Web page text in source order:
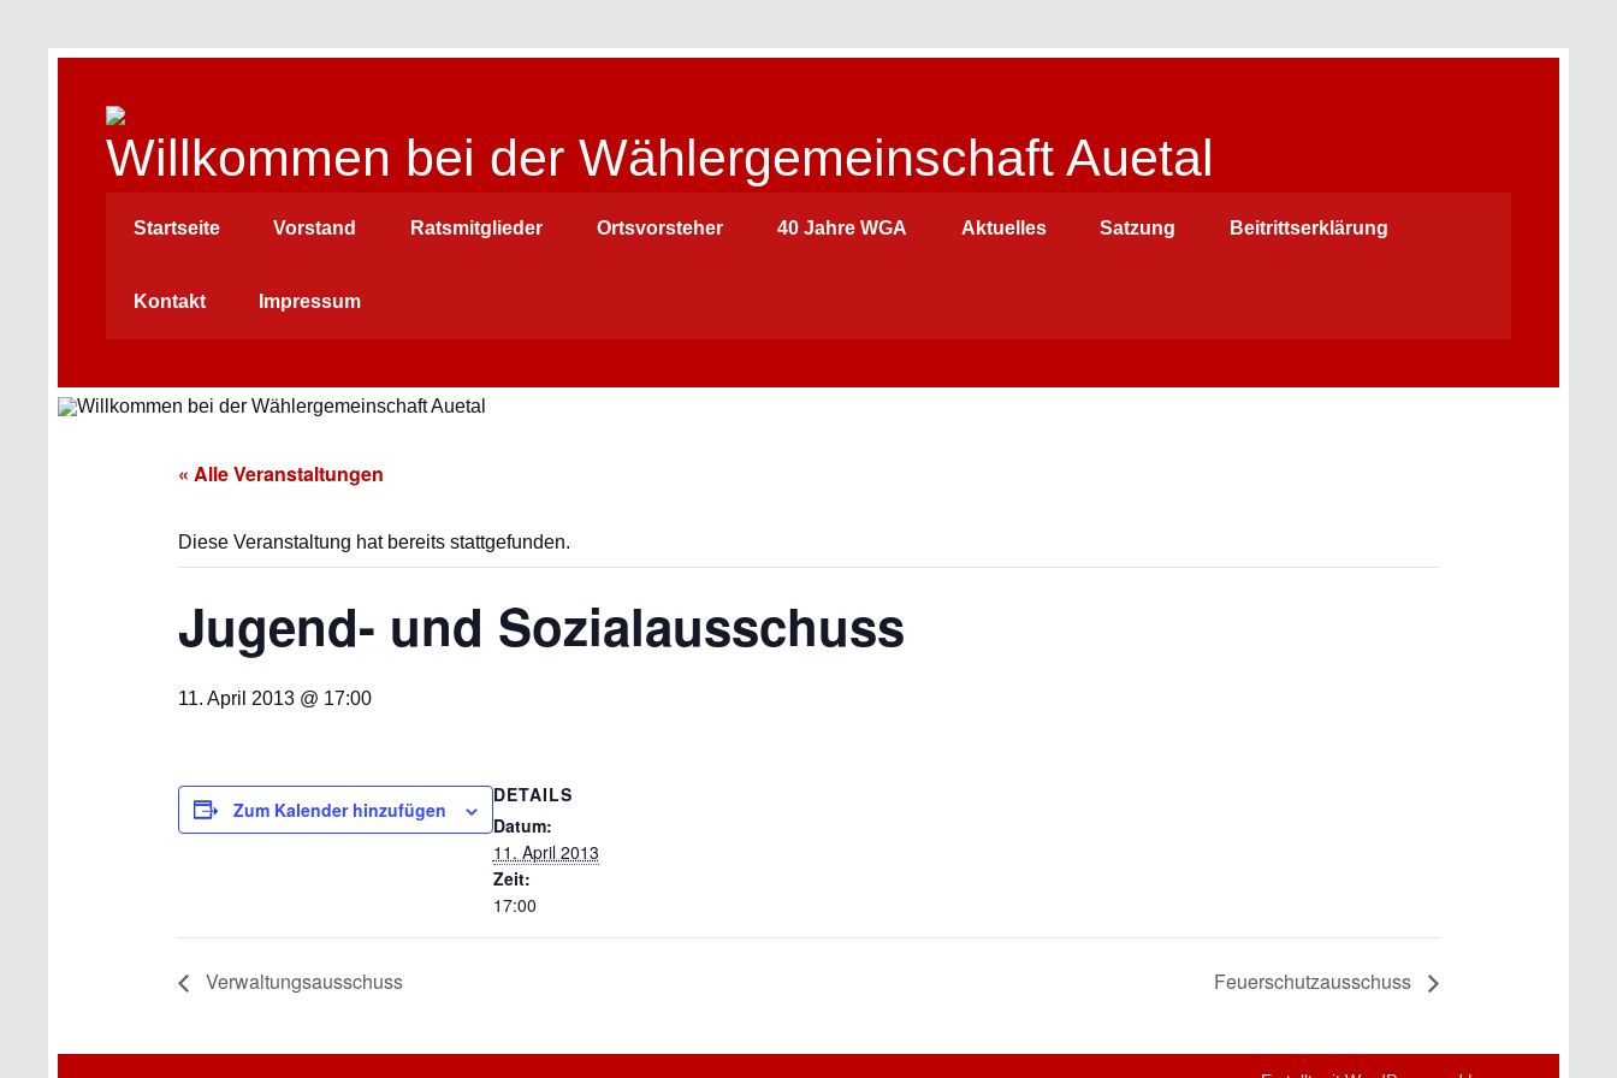
content
Willkommen bei der Wählergemeinschaft Auetal
Startseite Vorstand Ratsmitglieder Ortsvorsteher 40 Jahre WGA Aktuelles Satzung Beitrittserklärung
Kontakt Impressum
« Alle Veranstaltungen
Diese Veranstaltung hat bereits stattgefunden.
Jugend- und Sozialausschuss
11. April 2013 @ 17:00
Zum Kalender hinzufügen
DETAILS
Datum:
11. April 2013
Zeit:
17:00
Verwaltungsausschuss Feuerschutzausschuss